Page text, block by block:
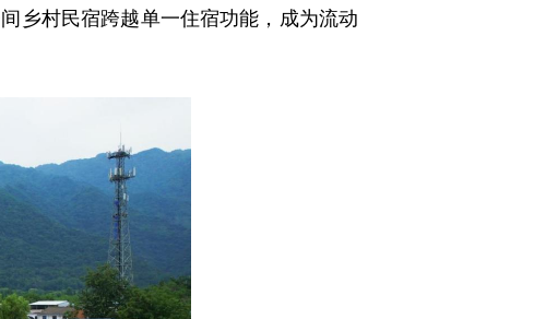
乡村民宿跨越单一住宿功能，成为流动